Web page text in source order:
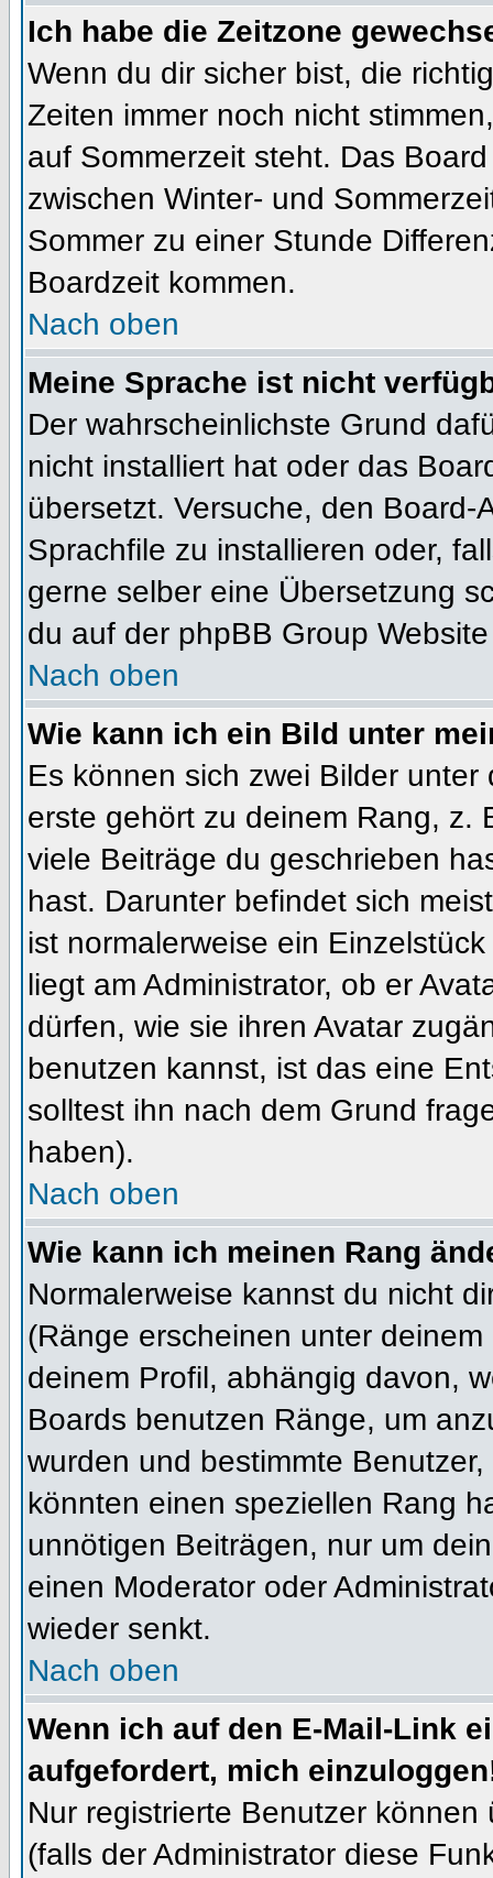
Ich habe die Zeitzone
Wenn du dir sicher bist, die
Zeiten immer noch nicht
auf Sommerzeit steht. Das
zwischen Winter- und
Sommer zu einer Stunde
Boardzeit kommen.
Nach oben
Meine Sprache ist nicht
Der wahrscheinlichste Grund
nicht installiert hat oder das
übersetzt. Versuche, den
Sprachfile zu installieren oder,
gerne selber eine Übersetzung
du auf der phpBB Group
Nach oben
Wie kann ich ein Bild unter
Es können sich zwei Bilder
erste gehört zu deinem Rang, z.
viele Beiträge du geschrieben
hast. Darunter befindet sich
ist normalerweise ein
liegt am Administrator, ob er
dürfen, wie sie ihren Avatar
benutzen kannst, ist das eine
solltest ihn nach dem Grund
haben).
Nach oben
Wie kann ich meinen Rang
Normalerweise kannst du nicht
(Ränge erscheinen unter
deinem Profil, abhängig davon,
Boards benutzen Ränge, um
wurden und bestimmte
könnten einen speziellen Rang
unnötigen Beiträgen, nur um
einen Moderator oder
wieder senkt.
Nach oben
Wenn ich auf den E-Mail-Link
aufgefordert, mich
Nur registrierte Benutzer
(falls der Administrator diese